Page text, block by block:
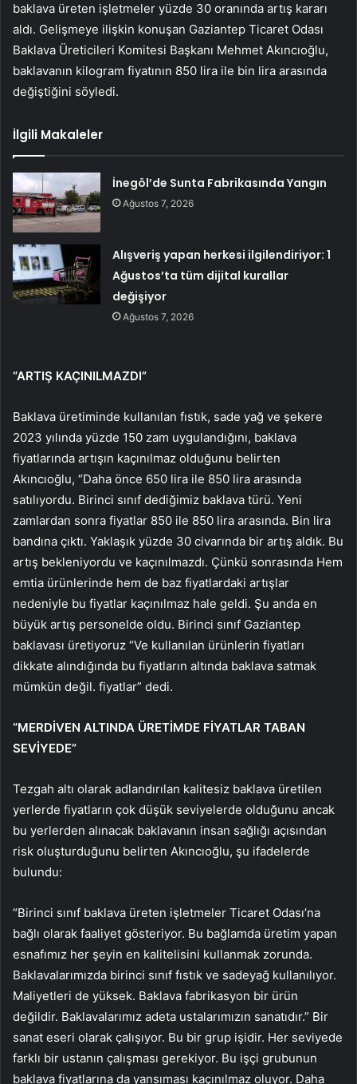
baklava üreten işletmeler yüzde 30 oranında artış kararı
aldı. Gelişmeye ilişkin konuşan Gaziantep Ticaret Odası
Baklava Üreticileri Komitesi Başkanı Mehmet Akıncıoğlu,
baklavanın kilogram fiyatının 850 lira ile bin lira arasında
değiştiğini söyledi.
İlgili Makaleler
İnegöl’de Sunta Fabrikasında Yangın
Ağustos 7, 2026
Alışveriş yapan herkesi ilgilendiriyor: 1
Ağustos’ta tüm dijital kurallar
değişiyor
Ağustos 7, 2026
“ARTIŞ KAÇINILMAZDI”
Baklava üretiminde kullanılan fıstık, sade yağ ve şekere
2023 yılında yüzde 150 zam uygulandığını, baklava
fiyatlarında artışın kaçınılmaz olduğunu belirten
Akıncıoğlu, “Daha önce 650 lira ile 850 lira arasında
satılıyordu. Birinci sınıf dediğimiz baklava türü. Yeni
zamlardan sonra fiyatlar 850 ile 850 lira arasında. Bin lira
bandına çıktı. Yaklaşık yüzde 30 civarında bir artış aldık. Bu
artış bekleniyordu ve kaçınılmazdı. Çünkü sonrasında Hem
emtia ürünlerinde hem de baz fiyatlardaki artışlar
nedeniyle bu fiyatlar kaçınılmaz hale geldi. Şu anda en
büyük artış personelde oldu. Birinci sınıf Gaziantep
baklavası üretiyoruz “Ve kullanılan ürünlerin fiyatları
dikkate alındığında bu fiyatların altında baklava satmak
mümkün değil. fiyatlar” dedi.
“MERDİVEN ALTINDA ÜRETİMDE FİYATLAR TABAN
SEVİYEDE”
Tezgah altı olarak adlandırılan kalitesiz baklava üretilen
yerlerde fiyatların çok düşük seviyelerde olduğunu ancak
bu yerlerden alınacak baklavanın insan sağlığı açısından
risk oluşturduğunu belirten Akıncıoğlu, şu ifadelerde
bulundu:
“Birinci sınıf baklava üreten işletmeler Ticaret Odası’na
bağlı olarak faaliyet gösteriyor. Bu bağlamda üretim yapan
esnafımız her şeyin en kalitelisini kullanmak zorunda.
Baklavalarımızda birinci sınıf fıstık ve sadeyağ kullanılıyor.
Maliyetleri de yüksek. Baklava fabrikasyon bir ürün
değildir. Baklavalarımız adeta ustalarımızın sanatıdır.” Bir
sanat eseri olarak çalışıyor. Bu bir grup işidir. Her seviyede
farklı bir ustanın çalışması gerekiyor. Bu işçi grubunun
baklava fiyatlarına da yansıması kaçınılmaz oluyor. Daha